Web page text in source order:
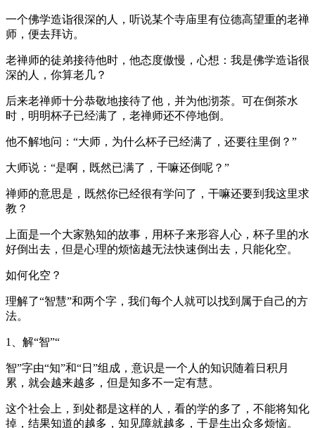
一个佛学造诣很深的人，听说某个寺庙里有位德高望重的老禅
师，便去拜访。
老禅师的徒弟接待他时，他态度傲慢，心想：我是佛学造诣很
深的人，你算老几？
后来老禅师十分恭敬地接待了他，并为他沏茶。可在倒茶水
时，明明杯子已经满了，老禅师还不停地倒。
他不解地问：“大师，为什么杯子已经满了，还要往里倒？”
大师说：“是啊，既然已满了，干嘛还倒呢？”
禅师的意思是，既然你已经很有学问了，干嘛还要到我这里求
教？
上面是一个大家熟知的故事，用杯子来形容人心，杯子里的水
好倒出去，但是心理的烦恼越无法快速倒出去，只能化空。
如何化空？
理解了“智慧”和两个字，我们每个人就可以找到属于自己的方
法。
1、解“智”“
智”字由“知”和“日”组成，意识是一个人的知识随着日积月
累，就会越来越多，但是知多不一定有慧。
这个社会上，到处都是这样的人，看的学的多了，不能将知化
掉，结果知道的越多，知见障就越多，于是生出众多烦恼。